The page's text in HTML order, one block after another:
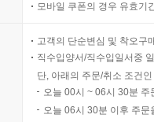
모바일 쿠폰의 경우 유효기
고객의 단순변심 및 착오구
직수입양서/직수입일서중
단, 아래의 주문/취소 조건
오늘 00시 ~ 06시 30분
오늘 06시 30분 이후 주